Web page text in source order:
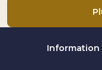
Information
Pied de page